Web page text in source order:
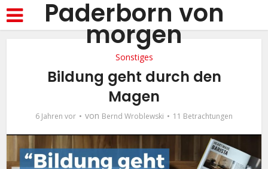
Paderborn von
morgen
Sonstiges
Bildung geht durch den
Magen
6 Jahren vor von Bernd Wroblewski 11 Betrachtungen